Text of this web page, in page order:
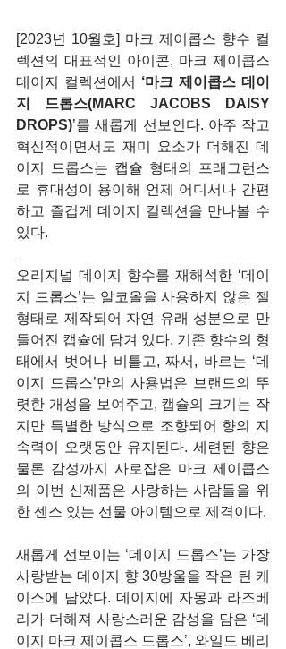
[2023년 10월호] 마크 제이콥스 향수 컬
렉션의 대표적인 아이콘, 마크 제이콥스
데이지 컬렉션에서 ‘마크 제이콥스 데이
지 드롭스(MARC JACOBS DAISY
DROPS)’를 새롭게 선보인다. 아주 작고
혁신적이면서도 재미 요소가 더해진 데
이지 드롭스는 캡슐 형태의 프래그런스
로 휴대성이 용이해 언제 어디서나 간편
하고 즐겁게 데이지 컬렉션을 만나볼 수
있다.
오리지널 데이지 향수를 재해석한 ‘데이
지 드롭스’는 알코올을 사용하지 않은 젤
형태로 제작되어 자연 유래 성분으로 만
들어진 캡슐에 담겨 있다. 기존 향수의 형
태에서 벗어나 비틀고, 짜서, 바르는 ‘데
이지 드롭스’만의 사용법은 브랜드의 뚜
렷한 개성을 보여주고, 캡슐의 크기는 작
지만 특별한 방식으로 조향되어 향의 지
속력이 오랫동안 유지된다. 세련된 향은
물론 감성까지 사로잡은 마크 제이콥스
의 이번 신제품은 사랑하는 사람들을 위
한 센스 있는 선물 아이템으로 제격이다.
새롭게 선보이는 ‘데이지 드롭스’는 가장
사랑받는 데이지 향 30방울을 작은 틴 케
이스에 담았다. 데이지에 자몽과 라즈베
리가 더해져 사랑스러운 감성을 담은 ‘데
이지 마크 제이콥스 드롭스’, 와일드 베리